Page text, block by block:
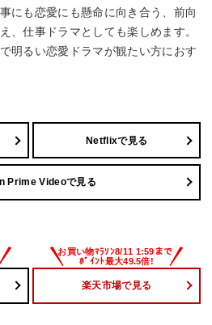
にも恋愛にも懸命に向き合う、前向
、仕事ドラマとしても楽しめます。
明るい恋愛ドラマが観たい方におす
Netflixで見る
Prime Videoで見る
楽天市場で見る